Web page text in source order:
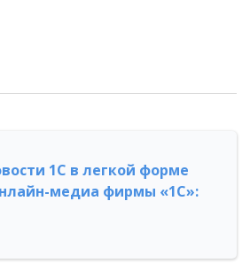
1С в легкой форме
медиа фирмы «1С»: